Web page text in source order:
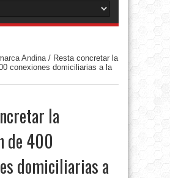
Andina/ Resta concretar la
conexiones domiciliarias a la
la
de 400
domiciliarias a